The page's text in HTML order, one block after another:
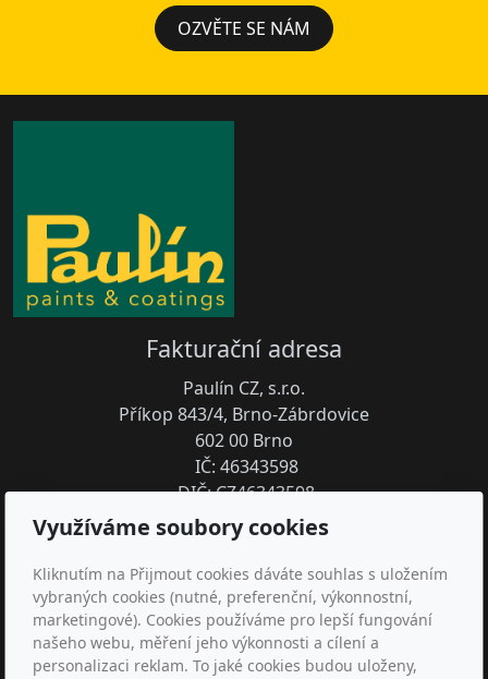
OZVĚTE SE NÁM
Fakturační adresa
Paulín CZ, s.r.o.
Příkop 843/4, Brno-Zábrdovice
602 00 Brno
IČ: 46343598
DIČ: CZ46343598
PRODEJNY:
Brno (Svatopetrská 35/7)
Zlín (Nábřeží 455)
Kontakt
Využíváme soubory cookies
Kliknutím na Přijmout cookies dáváte souhlas s uložením
vybraných cookies (nutné, preferenční, výkonnostní,
marketingové). Cookies používáme pro lepší fungování
našeho webu, měření jeho výkonnosti a cílení a
personalizaci reklam. To jaké cookies budou uloženy,